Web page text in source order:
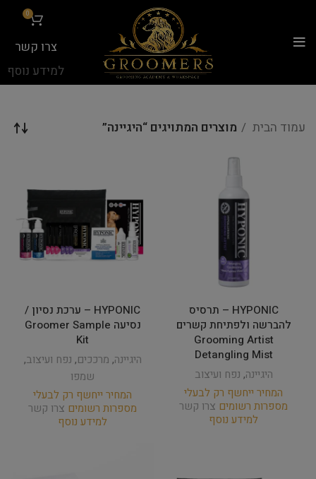
0
צרו קשר
למידע נוסף
עמוד הבית מוצרים המתויגים “היגיינה”
HYPONIC – תרסיס
להברשה ולפתיחת קשרים
Grooming Artist
Detangling Mist
היגיינה, נפח ועיצוב
המחיר ייחשף רק לבעלי
מספרות רשומים צרו קשר
למידע נוסף
HYPONIC – ערכת נסיון /
נסיעה Groomer Sample
Kit
היגיינה, מרככים, נפח ועיצוב,
שמפו
המחיר ייחשף רק לבעלי
מספרות רשומים צרו קשר
למידע נוסף